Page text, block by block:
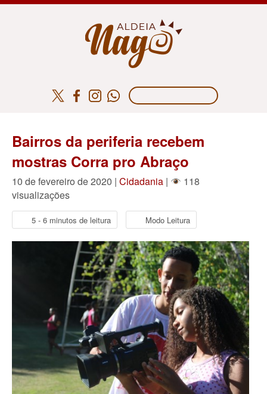
Bairros da periferia recebem
mostras Corra pro Abraço
10 de fevereiro de 2020 | Cidadania |
118
visualizações
5 - 6 minutos de leitura Modo Leitura